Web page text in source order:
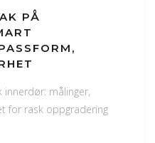
PÅ
innerdør: målinger,
for rask oppgradering